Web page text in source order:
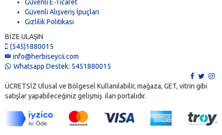
Güvenli E-Ticaret
Güvenli Alışveriş İpuçları
Gizlilik Politikası
BİZE ULAŞIN
(545)1880015
info@herbiseycii.com
Whatsapp Destek: 5451880015
ÜCRETSİZ Ulusal ve Bölgesel Kullanılabilir, mağaza, GET, vitrin gibi
satışlar yapabileceğiniz gelişmiş ilan portalıdır.